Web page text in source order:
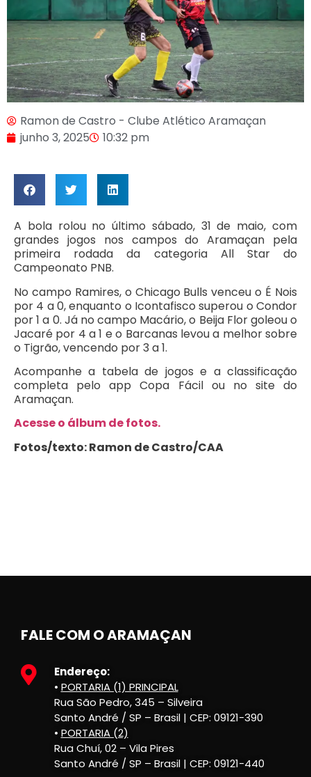
Ramon de Castro - Clube Atlético Aramaçan
junho 3, 2025
10:32 pm
A bola rolou no último sábado, 31 de maio, com
grandes jogos nos campos do Aramaçan pela
primeira rodada da categoria All Star do
Campeonato PNB.
No campo Ramires, o Chicago Bulls venceu o É Nois
por 4 a 0, enquanto o Icontafisco superou o Condor
por 1 a 0. Já no campo Macário, o Beija Flor goleou o
Jacaré por 4 a 1 e o Barcanas levou a melhor sobre
o Tigrão, vencendo por 3 a 1.
Acompanhe a tabela de jogos e a classificação
completa pelo app Copa Fácil ou no site do
Aramaçan.
Acesse o álbum de fotos.
Fotos/texto: Ramon de Castro/CAA
FALE COM O ARAMAÇAN
Endereço:
• PORTARIA (1) PRINCIPAL
Rua São Pedro, 345 – Silveira
Santo André / SP – Brasil | CEP: 09121-390
• PORTARIA (2)
Rua Chuí, 02 – Vila Pires
Santo André / SP – Brasil | CEP: 09121-440